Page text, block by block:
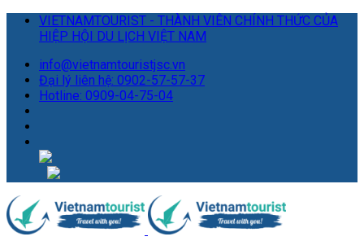
VIETNAMTOURIST - THÀNH VIÊN CHÍNH THỨC CỦA
HIỆP HỘI DU LỊCH VIỆT NAM
info@vietnamtouristjsc.vn
Đại lý liên hệ: 0902-57-57-37
Hotline: 0909-04-75-04